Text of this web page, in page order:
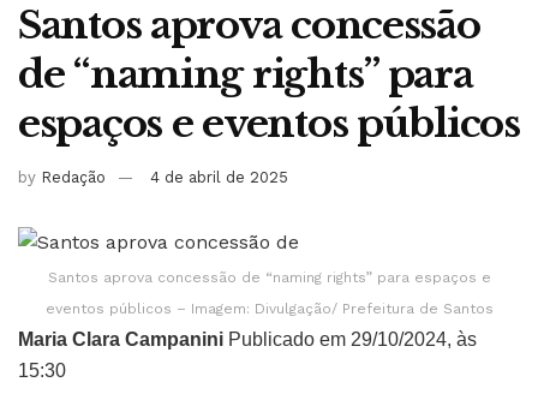
Santos aprova concessão
de “naming rights” para
espaços e eventos públicos
by Redação 4 de abril de 2025
Santos aprova concessão de “naming rights” para espaços e
eventos públicos – Imagem: Divulgação/ Prefeitura de Santos
Maria Clara Campanini Publicado em 29/10/2024, às
15:30